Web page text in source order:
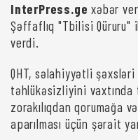
InterPress.ge xəbər
Şəffaflıq "Tbilisi
verdi.
QHT, səlahiyyətli
təhlükəsizliyini
zorakılıqdan qorumağa
aparılması üçün şərait